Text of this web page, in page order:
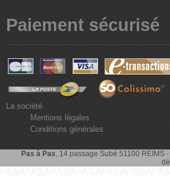
Paiement sécurisé
La société
Mentions légales
Conditions générales
Pas à Pas, 14 passage Subé 51100 REIMS